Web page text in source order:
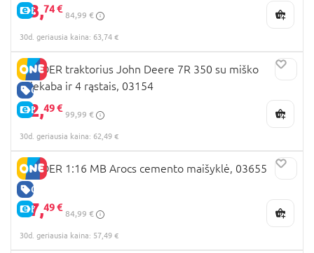
E-KAINA
63,74 €
84,99 €
30d. geriausia kaina: 63,74 €
GERA KAINA
E-KAINA
BRUDER traktorius John Deere 7R 350 su miško
priekaba ir 4 rąstais, 03154
62,49 €
99,99 €
30d. geriausia kaina: 62,49 €
GERA KAINA
E-KAINA
BRUDER 1:16 MB Arocs cemento maišyklė, 03655
57,49 €
84,99 €
30d. geriausia kaina: 57,49 €